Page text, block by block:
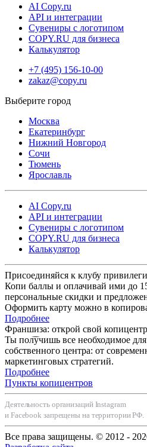
AI Copy.ru
API и интеграции
Сувениры с логотипом
COPY.RU для бизнеса
Калькулятор
+7 (495) 156-10-00
zakaz@copy.ru
Москва
Екатеринбург
Нижний Новгород
Сочи
Тюмень
Ярославль
AI Copy.ru
API и интеграции
Сувениры с логотипом
COPY.RU для бизнеса
Калькулятор
Присоединяйся к клубу
Копи баллы и оплачивай ими до
персональные скидки и
Оформить карту можно в
Подробнее
Франшиза: открой свой копицентр
Ты получишь все необходимое для
собственного центра: от
маркетинговых стратегий.
Подробнее
Пункты копицентров
Деятельность организаций Instagram
и Facebook запрещены на территории РФ.
Все права защищены. © 2012 -